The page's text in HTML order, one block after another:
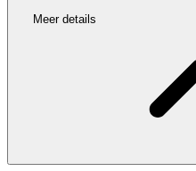
Meer details